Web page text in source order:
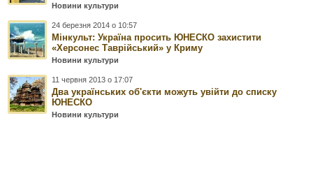
Новини культури
24 березня 2014 о 10:57
Мінкульт: Україна просить ЮНЕСКО захистити
«Херсонес Таврійський» у Криму
Новини культури
11 червня 2013 о 17:07
Два українських об'єкти можуть увійти до списку
ЮНЕСКО
Новини культури